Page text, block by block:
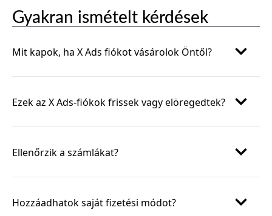
Gyakran ismételt kérdések
Mit kapok, ha X Ads fiókot vásárolok Öntől?
Ezek az X Ads-fiókok frissek vagy elöregedtek?
Ellenőrzik a számlákat?
Hozzáadhatok saját fizetési módot?